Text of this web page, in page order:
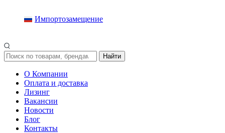
Импортозамещение
Найти
О Компании
Оплата и доставка
Лизинг
Вакансии
Новости
Блог
Контакты